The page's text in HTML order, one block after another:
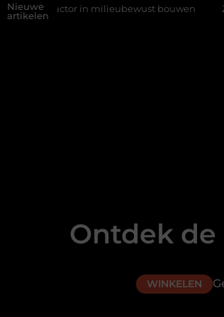
Nieuwe
artikelen
in milieubewust bouwen Zo haalt u echt
Ontdek de
WINKELEN